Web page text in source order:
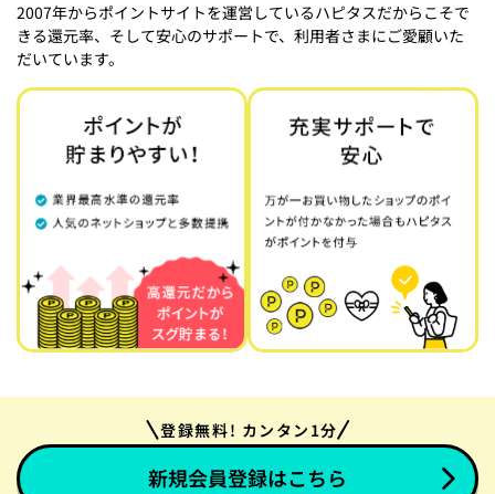
2007年からポイントサイトを運営しているハピタスだからこそで
きる還元率、そして安心のサポートで、利用者さまにご愛顧いた
だいています。
登録無料! カンタン1分
新規会員登録はこちら